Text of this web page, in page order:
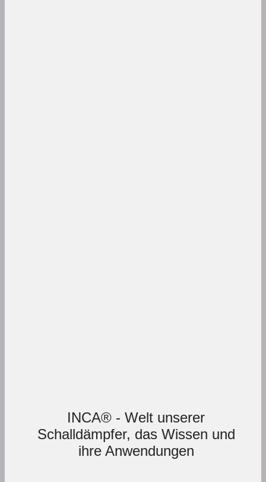
INCA® - Welt unserer
Schalldämpfer, das Wissen und
ihre Anwendungen